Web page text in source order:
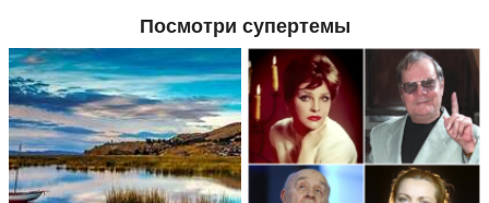
Посмотри супертемы